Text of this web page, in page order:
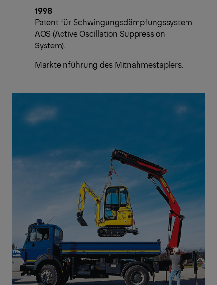
1998
Patent für Schwingungsdämpfungssystem
AOS (Active Oscillation Suppression
System).
Markteinführung des Mitnahmestaplers.